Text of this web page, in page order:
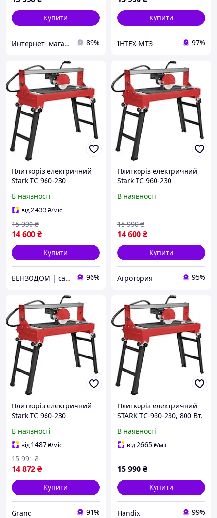
Купити
Интернет- магазин "AKB-OK" 89%
Купити
ІНТЕХ-МТЗ 97%
Плиткоріз електричний
Stark TC 960-230
В наявності
від2433₴/міс
14 600₴
15 990 ₴
Купити
БЕНЗОДОМ | садова техніка та електроінструмент 96%
Плиткоріз електричний
Stark TC 960-230
В наявності
14 600₴
15 990 ₴
Купити
Агротория 95%
Плиткоріз електричний
Stark TC 960-230
В наявності
від 1487₴/міс
14 872₴
15 991 ₴
Купити
Grand 91%
Плиткоріз електричний
STARK TC-960-230, 800 Вт,
диск 230 мм, професійний
станок для плитки
В наявності
від2665₴/міс
15 990₴
Купити
Handix 99%